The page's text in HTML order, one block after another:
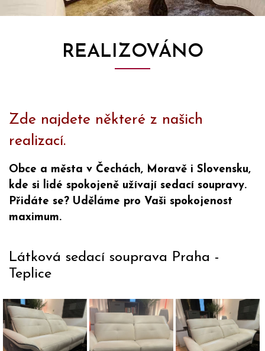
REALIZOVÁNO
Zde najdete některé z našich
realizací.
Obce a města v Čechách, Moravě i Slovensku,
kde si lidé spokojeně užívají sedací soupravy.
Přidáte se? Uděláme pro Vaši spokojenost
maximum.
Látková sedací souprava Praha -
Teplice
Látková
sedací
Látková
sedací
Látková
sedací